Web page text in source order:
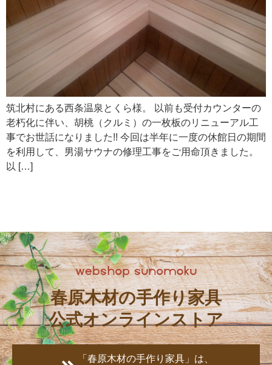
筑北村にある西条温泉とくら様。 以前も受付カウンターの
老朽化に伴い、胡桃（クルミ）の一枚板のリニューアル工
事でお世話になりました!! 今回は半年に一度の休館日の期間
を利用して、男湯サウナの修理工事をご用命頂きました。
以 […]
春原木材の手作り家具
公式オンラインストア
「春原木材の手作り家具」は、